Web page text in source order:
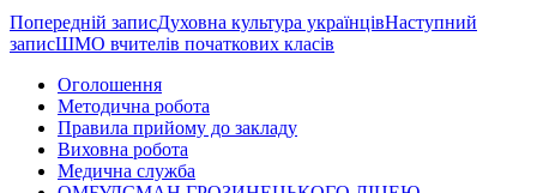
Навігація
по
записам
Попередній записДуховна культура українцівНаступний
записШМО вчителів початкових класів
Оголошення
Методична робота
Правила прийому до закладу
Виховна робота
Медична служба